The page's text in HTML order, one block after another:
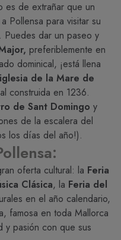
es de extrañar que un
Pollensa para visitar su
Puedes dar un paseo y
preferiblemente en
dominical, ¡está llena
iglesia de la Mare de
construida en 1236.
de Sant Domingo y
de la escalera del
los días del año!).
oferta cultural: la Feria
Clásica, la Feria del
en el año calendario,
famosa en toda Mallorca
y pasión con que sus